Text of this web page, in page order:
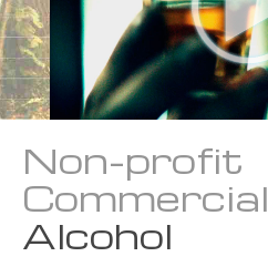
Non-profit
Commercial
Alcohol